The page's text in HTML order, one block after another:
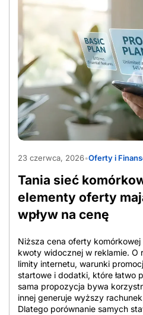
codziennego użytkowania Jak
seniora do bezpiecznego
Punkt wyjścia stanowi wybór
konfiguracji daje czytelny
kontakt z bliskimi i lepszą
awarią oraz spamem. Dobrze
wygodniejszy niż klasyczny
wyświetlacz, wyraźniejsze litery
kontaktów dotykiem. Gdy
są dopasowane do wzroku i
obsługa smartfona dla seniora
niż korzystanie z małych
ogranicza funkcje
warunkiem uproszczenia
się zbyt […]
AdobeStock_2033712735
23 czerwca, 2026•Oferty i
Tania sieć
elementy oferty
wpływ na cenę
Niższa cena oferty komórkowej
kwoty widocznej w reklamie. O
limity internetu, warunki
startowe i dodatki, które łatwo
sama propozycja bywa
innej generuje wyższy
Dlatego porównanie samych